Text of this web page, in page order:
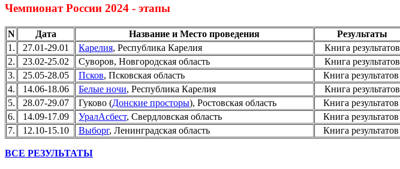
Чемпионат России 2024 - этапы
N Дата Название и Место проведения
Результаты
1.
27.01-29.01 Карелия, Республика Карелия
Книга результатов
2.
23.02-25.02 Суворов, Новгородская область
Книга результатов
3.
25.05-28.05 Псков, Псковская область
Книга результатов
4.
14.06-18.06 Белые ночи, Республика Карелия
Книга результатов
5.
28.07-29.07 Гуково (Донские просторы), Ростовская область
Книга результатов
6.
14.09-17.09 УралАсбест, Свердловская область
Книга результатов
7.
12.10-15.10 Выборг, Ленинградская область Книга результатов
ВСЕ РЕЗУЛЬТАТЫ